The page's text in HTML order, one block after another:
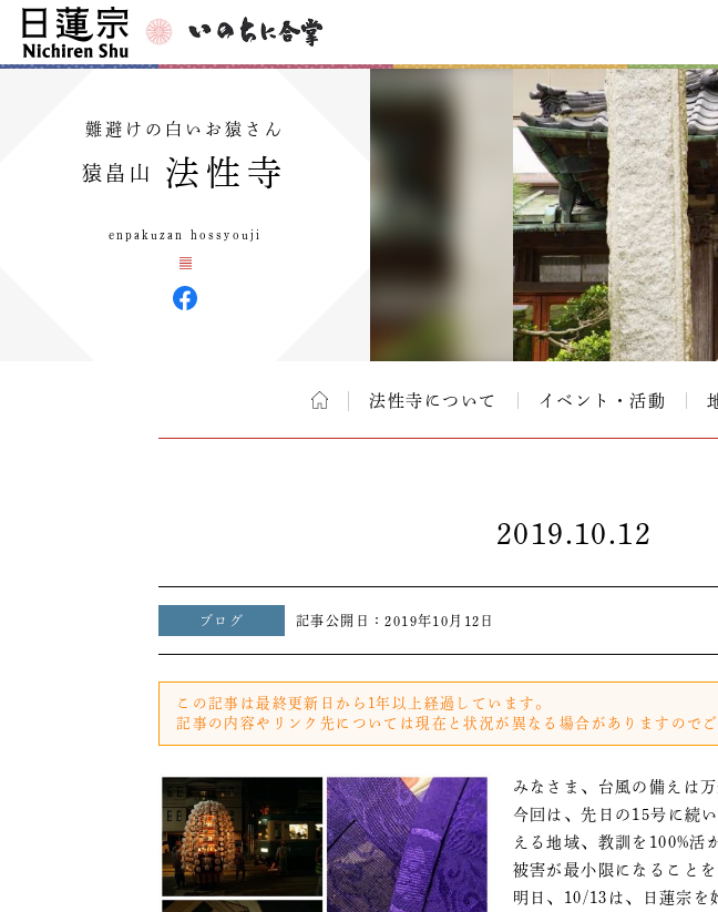
難避けの白いお猿さん
猿畠山 法性寺
enpakuzan hossyouji
法性寺について イベント・活動
2019.10.12
ブログ 記事公開日：2019年10月12日
この記事は最終更新日から1年以上経過しています。
記事の内容やリンク先については現在と状況が異なる場合がありますのでご
みなさま、台風の備えは
今回は、先日の15号に続
える地域、教訓を100%活
被害が最小限になること
明日、10/13は、日蓮宗を